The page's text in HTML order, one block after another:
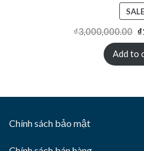
SALE
₫3,000,000.00 ₫
Add to
Chính sách bảo mật